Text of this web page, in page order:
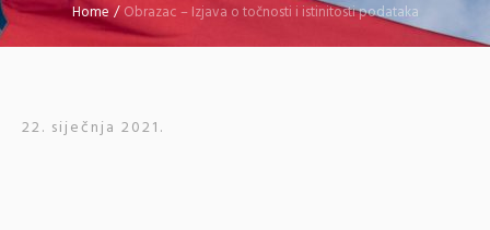
Home/Obrazac – Izjava o točnosti i istinitosti podataka
22. siječnja 2021.